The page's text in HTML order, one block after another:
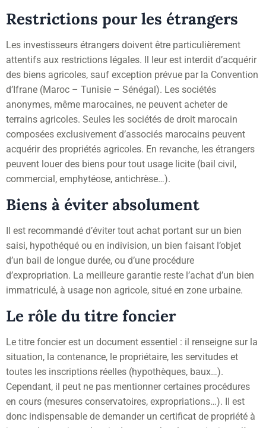
Restrictions pour les étrangers
Les investisseurs étrangers doivent être particulièrement
attentifs aux restrictions légales. Il leur est interdit d’acquérir
des biens agricoles, sauf exception prévue par la Convention
d’Ifrane (Maroc – Tunisie – Sénégal). Les sociétés
anonymes, même marocaines, ne peuvent acheter de
terrains agricoles. Seules les sociétés de droit marocain
composées exclusivement d’associés marocains peuvent
acquérir des propriétés agricoles. En revanche, les étrangers
peuvent louer des biens pour tout usage licite (bail civil,
commercial, emphytéose, antichrèse…).
Biens à éviter absolument
Il est recommandé d’éviter tout achat portant sur un bien
saisi, hypothéqué ou en indivision, un bien faisant l’objet
d’un bail de longue durée, ou d’une procédure
d’expropriation. La meilleure garantie reste l’achat d’un bien
immatriculé, à usage non agricole, situé en zone urbaine.
Le rôle du titre foncier
Le titre foncier est un document essentiel : il renseigne sur la
situation, la contenance, le propriétaire, les servitudes et
toutes les inscriptions réelles (hypothèques, baux…).
Cependant, il peut ne pas mentionner certaines procédures
en cours (mesures conservatoires, expropriations…). Il est
donc indispensable de demander un certificat de propriété à